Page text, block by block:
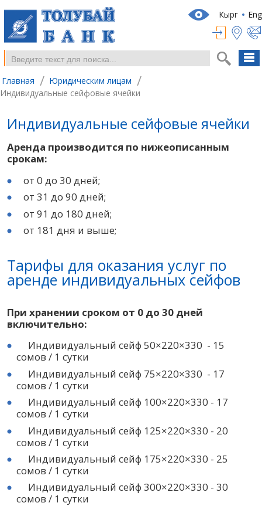
Eng
Кырг
Главная / Юридическим лицам /
Индивидуальные сейфовые ячейки
Индивидуальные сейфовые ячейки
Аренда производится по нижеописанным
срокам:
от 0 до 30 дней;
от 31 до 90 дней;
от 91 до 180 дней;
от 181 дня и выше;
Тарифы для оказания услуг по
аренде индивидуальных сейфов
При хранении сроком от 0 до 30 дней
включительно:
Индивидуальный сейф 50×220×330 - 15
сомов / 1 сутки
Индивидуальный сейф 75×220×330 - 17
сомов / 1 сутки
Индивидуальный сейф 100×220×330 - 17
сомов / 1 сутки
Индивидуальный сейф 125×220×330 - 20
сомов / 1 сутки
Индивидуальный сейф 175×220×330 - 25
сомов / 1 сутки
Индивидуальный сейф 300×220×330 - 30
сомов / 1 сутки